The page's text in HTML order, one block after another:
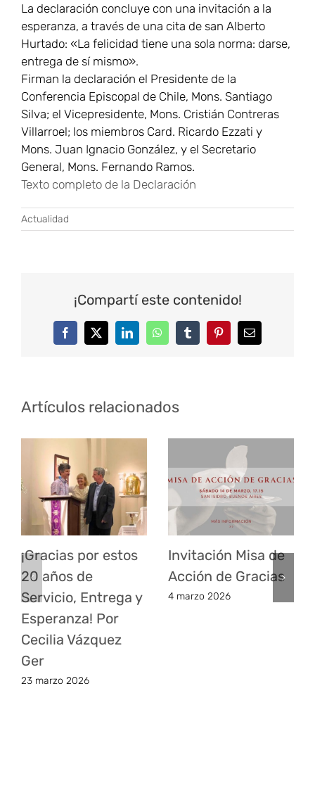
La declaración concluye con una invitación a la
esperanza, a través de una cita de san Alberto
Hurtado: «La felicidad tiene una sola norma: darse,
entrega de sí mismo».
Firman la declaración el Presidente de la
Conferencia Episcopal de Chile, Mons. Santiago
Silva; el Vicepresidente, Mons. Cristián Contreras
Villarroel; los miembros Card. Ricardo Ezzati y
Mons. Juan Ignacio González, y el Secretario
General, Mons. Fernando Ramos.
Texto completo de la Declaración
Actualidad
¡Compartí este contenido!
FacebookTwitterLinkedInWhatsAppTumblrPinterestCorreo
electrónico
Artículos relacionados
¡Gracias por estos
20 años de
Servicio, Entrega y
Esperanza! Por
Cecilia Vázquez
Ger
23 marzo 2026
Invitación Misa de
Acción de Gracias
4 marzo 2026